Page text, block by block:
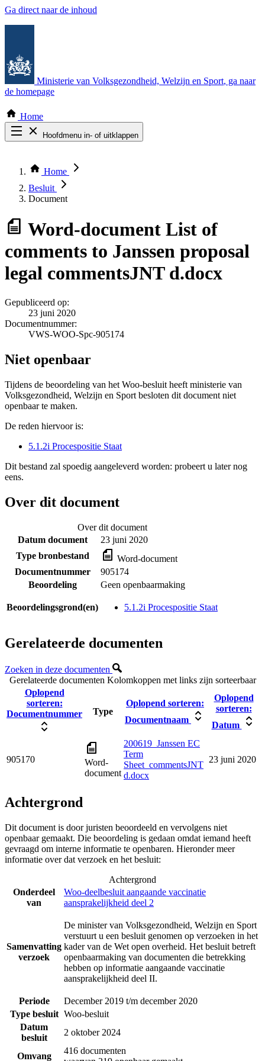
Ga direct naar de inhoud
Ministerie van Volksgezondheid, Welzijn en Sport, ga naar
de homepage
Home
Hoofdmenu in- of uitklappen
Thema COVID-19
Bekijk per bestuursorgaan
Home
Besluit
Document
Word-document List of
comments to Janssen proposal
legal commentsJNT d.docx
Gepubliceerd op:
23 juni 2020
Documentnummer:
VWS-WOO-Spc-905174
Niet openbaar
Tijdens de beoordeling van het Woo-besluit heeft ministerie van
Volksgezondheid, Welzijn en Sport besloten dit document niet
openbaar te maken.
De reden hiervoor is:
5.1.2i Procespositie Staat
Dit bestand zal spoedig aangeleverd worden: probeert u later nog
eens.
Over dit document
Over dit document
Datum document
23 juni 2020
Type bronbestand
Word-document
Documentnummer
905174
Beoordeling
Geen openbaarmaking
Beoordelingsgrond(en) 5.1.2i Procespositie Staat
Gerelateerde documenten
Zoeken in deze documenten
Gerelateerde documenten Kolomkoppen met links zijn sorteerbaar
Oplopend
sorteren:
Documentnummer
Type
Oplopend sorteren:
Documentnaam
Oplopend
sorteren:
Datum
905170
Word-
document
200619_Janssen EC
Term
Sheet_commentsJNT
d.docx
23 juni 2020
Achtergrond
Dit document is door juristen beoordeeld en vervolgens niet
openbaar gemaakt. Die beoordeling is gedaan omdat iemand heeft
gevraagd om interne informatie te openbaren. Hieronder meer
informatie over dat verzoek en het besluit:
Achtergrond
Onderdeel
van
Woo-deelbesluit aangaande vaccinatie
aansprakelijkheid deel 2
Samenvatting
verzoek
De minister van Volksgezondheid, Welzijn en Sport
verstuurt u een besluit genomen op verzoeken in het
kader van de Wet open overheid. Het besluit betreft
openbaarmaking van documenten die betrekking
hebben op informatie aangaande vaccinatie
aansprakelijkheid deel II.
Periode
December 2019 t/m december 2020
Type besluit Woo-besluit
Datum
besluit
2 oktober 2024
Omvang
416 documenten